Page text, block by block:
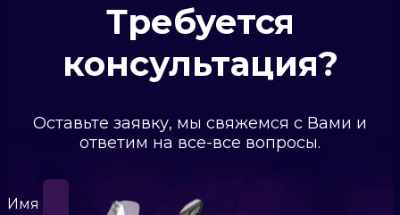
Требуется
консультация?
Оставьте заявку, мы свяжемся с Вами и
ответим на все-все вопросы.
Имя